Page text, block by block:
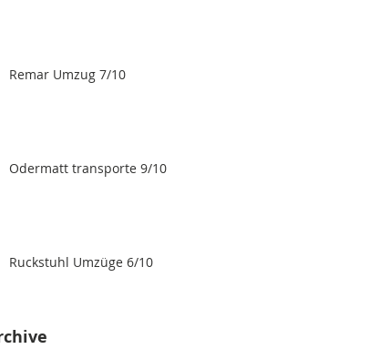
Remar Umzug 7/10
Odermatt transporte 9/10
Ruckstuhl Umzüge 6/10